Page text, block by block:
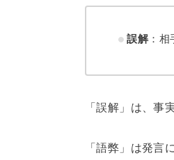
誤解：相
「誤解」は、事
「語弊」は発言